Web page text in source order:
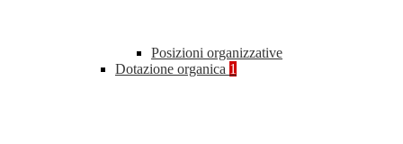
Posizioni organizzative
Dotazione organica 1